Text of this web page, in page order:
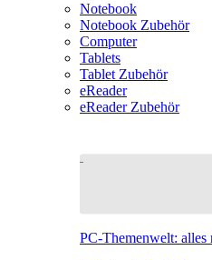
Notebook
Notebook Zubehör
Computer
Tablets
Tablet Zubehör
eReader
eReader Zubehör
PC-Themenwelt: